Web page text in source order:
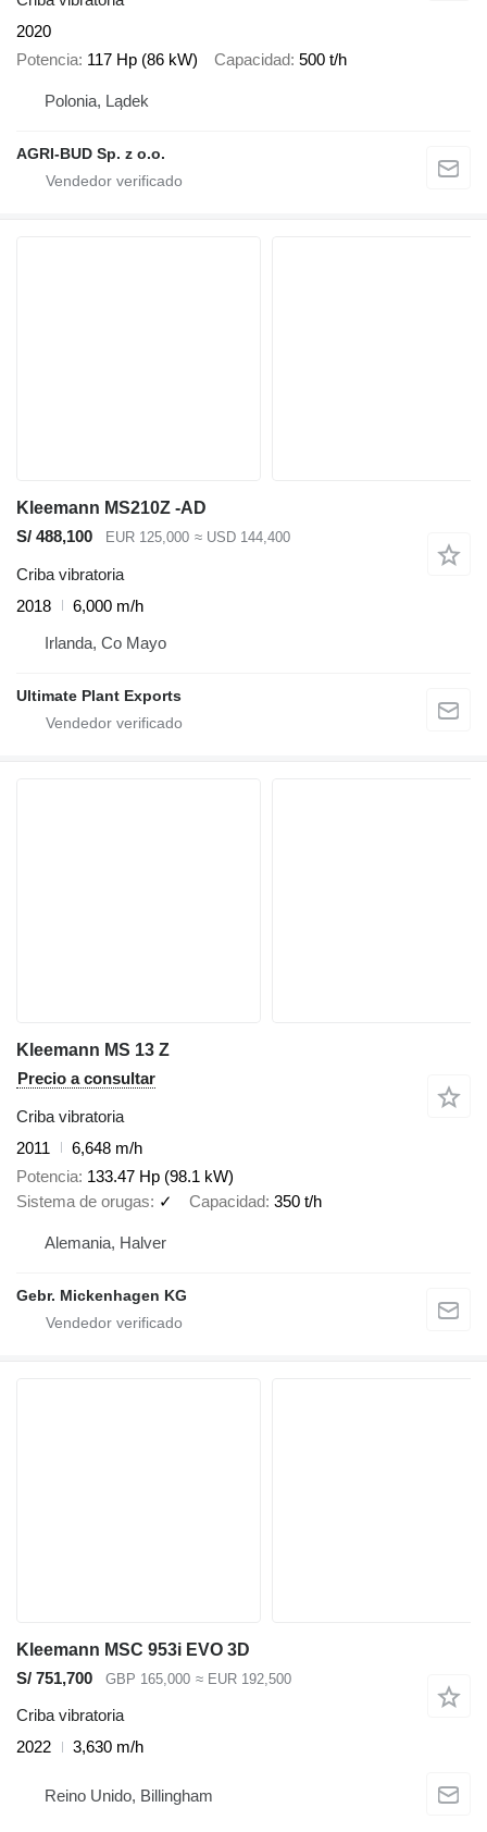
2020
Potencia 117 Hp (86 kW) Capacidad 500 t/h
Polonia, Lądek
AGRI-BUD Sp. z o.o.
Kleemann MS210Z -AD
S/ 488,100
EUR 125,000 ≈ USD 144,400
Criba vibratoria
2018
6,000 m/h
Irlanda, Co Mayo
Ultimate Plant Exports
Kleemann MS 13 Z
Precio a consultar
Criba vibratoria
2011
6,648 m/h
Potencia 133.47 Hp (98.1 kW)
Sistema de orugas
✓ Capacidad 350 t/h
Alemania, Halver
Gebr. Mickenhagen KG
Kleemann MSC 953i EVO 3D
S/ 751,700
GBP 165,000 ≈ EUR 192,500
Criba vibratoria
2022
3,630 m/h
Reino Unido, Billingham